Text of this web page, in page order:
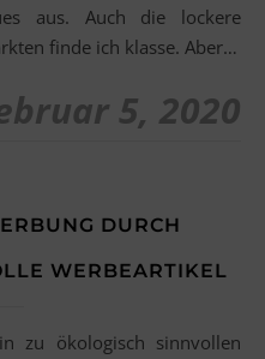
aus. Auch die lockere
finde ich klasse. Aber…
5, 2020
DURCH
WERBEARTIKEL